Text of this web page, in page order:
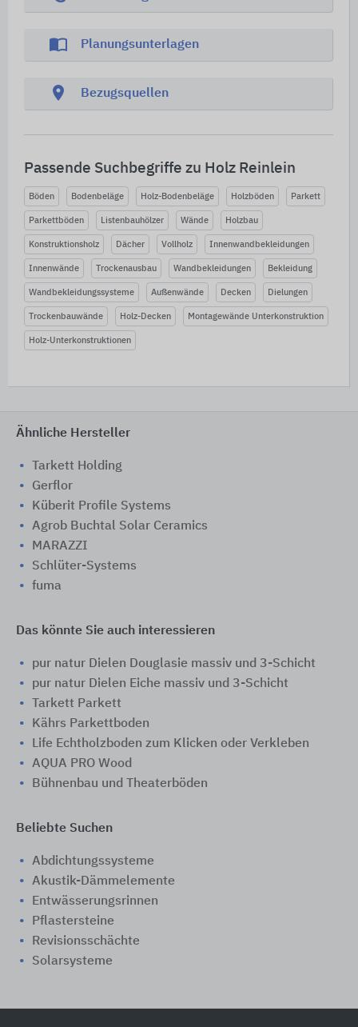
import_contacts Planungsunterlagen
location_on Bezugsquellen
Passende Suchbegriffe zu Holz Reinlein
Böden Bodenbeläge Holz-Bodenbeläge Holzböden Parkett
Parkettböden Listenbauhölzer Wände Holzbau
Konstruktionsholz Dächer Vollholz Innenwandbekleidungen
Innenwände Trockenausbau Wandbekleidungen Bekleidung
Wandbekleidungssysteme Außenwände Decken Dielungen
Trockenbauwände Holz-Decken Montagewände Unterkonstruktion
Holz-Unterkonstruktionen
Ähnliche Hersteller
Tarkett Holding
Gerflor
Küberit Profile Systems
Agrob Buchtal Solar Ceramics
MARAZZI
Schlüter-Systems
fuma
Das könnte Sie auch interessieren
pur natur Dielen Douglasie massiv und 3-Schicht
pur natur Dielen Eiche massiv und 3-Schicht
Tarkett Parkett
Kährs Parkettboden
Life Echtholzboden zum Klicken oder Verkleben
AQUA PRO Wood
Bühnenbau und Theaterböden
Beliebte Suchen
Abdichtungssysteme
Akustik-Dämmelemente
Entwässerungsrinnen
Pflastersteine
Revisionsschächte
Solarsysteme